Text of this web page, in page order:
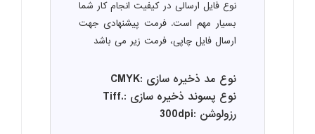
نوع فایل ارسالی در کیفیت انجام کار شما
بسیار مهم است. فرمت پیشنهادی جهت
ارسال فایل چاپی، فرمت زیر می باشد
نوع مد ذخیره سازی :CMYK
نوع پسوند ذخیره سازی :.Tiff
رزولوشن :300dpi